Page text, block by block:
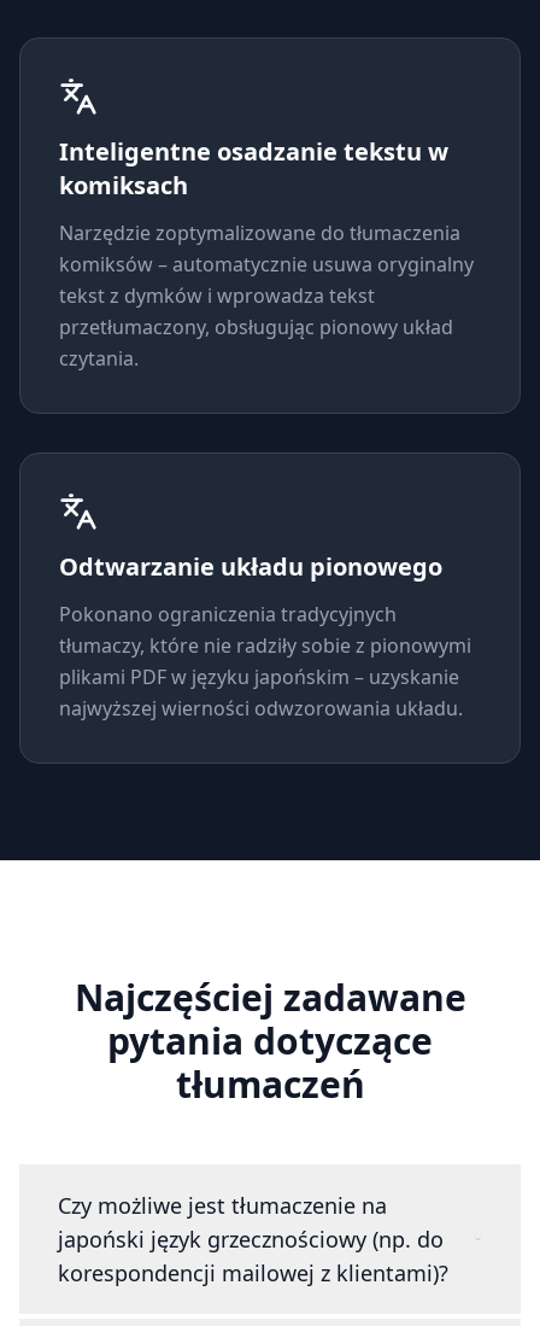
Inteligentne osadzanie tekstu w
komiksach
Narzędzie zoptymalizowane do tłumaczenia
komiksów – automatycznie usuwa oryginalny
tekst z dymków i wprowadza tekst
przetłumaczony, obsługując pionowy układ
czytania.
Odtwarzanie układu pionowego
Pokonano ograniczenia tradycyjnych
tłumaczy, które nie radziły sobie z pionowymi
plikami PDF w języku japońskim – uzyskanie
najwyższej wierności odwzorowania układu.
Najczęściej zadawane
pytania dotyczące
tłumaczeń
Czy możliwe jest tłumaczenie na
japoński język grzecznościowy (np. do
korespondencji mailowej z klientami)?